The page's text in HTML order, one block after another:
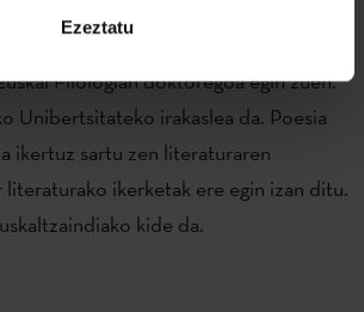
Ezeztatu
Filologian doktoregoa egin zuen.
Unibertsitateko irakaslea da. Poesia
ikertuz sartu zen literaturaren
literaturako ikerketak ere egin izan ditu.
kide da.